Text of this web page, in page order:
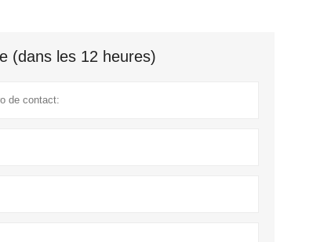
(dans les 12 heures)